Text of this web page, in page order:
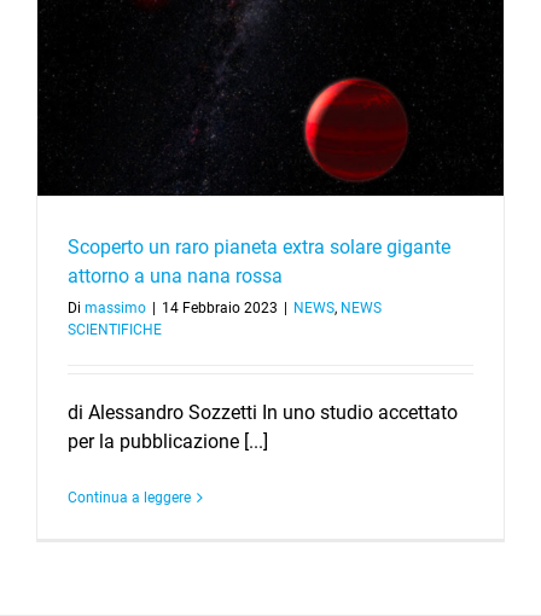
Scoperto un raro pianeta extra solare gigante
attorno a una nana rossa
Di massimo 14 Febbraio 2023 NEWS, NEWS
SCIENTIFICHE
di Alessandro Sozzetti In uno studio accettato
per la pubblicazione [...]
Continua a leggere